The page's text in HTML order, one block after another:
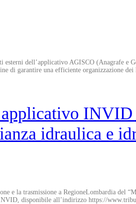
dell’applicativo AGISCO (Anagrafe e
di garantire una efficiente organizzazione
idraulica e
e la trasmissione a RegioneLombardia
disponibile all’indirizzo https://